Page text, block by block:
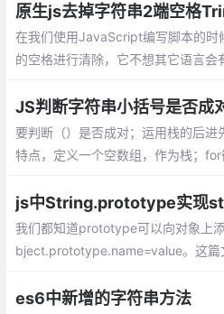
原生js去掉字符串2端空格
在我们使用JavaScript编写脚本的时
的空格进行清除，它不想其它语言
法，我们可以直接使用。
要判断（）是否成对；运用栈的后进
特点，定义一个空数组，作为栈；for
数组最顶端，push方法，记录发现
号；
我们都知道prototype可以向对象上
bject.prototype.name=value。这
es6中新增的字符串方法